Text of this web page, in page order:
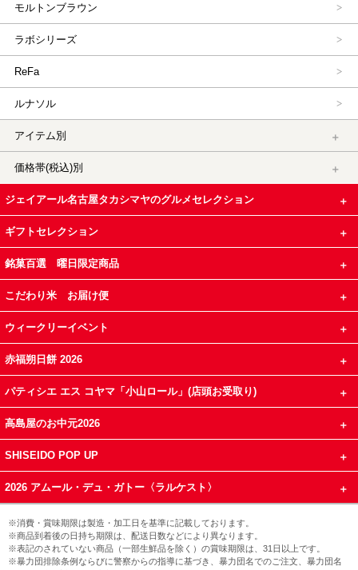
モルトンブラウン
ラボシリーズ
ReFa
ルナソル
アイテム別
価格帯(税込)別
ジェイアール名古屋タカシマヤのグルメセレクション
ギフトセレクション
銘菓百選 曜日限定商品
こだわり米 お届け便
ウィークリーイベント
赤福朔日餅 2026
パティシエ エス コヤマ「小山ロール」(店頭お受取り)
高島屋のお中元2026
SHISEIDO POP UP
2026 アムール・デュ・ガトー〈ラルケスト〉
※消費・賞味期限は製造・加工日を基準に記載しております。
※商品到着後の日持ち期限は、配送日数などにより異なります。
※表記のされていない商品（一部生鮮品を除く）の賞味期限は、31日以上です。
※暴力団排除条例ならびに警察からの指導に基づき、暴力団名でのご注文、暴力団名